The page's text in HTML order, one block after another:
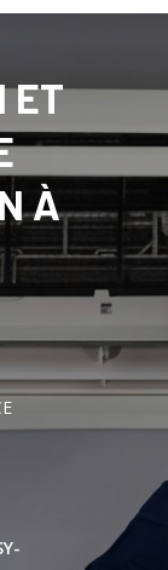
ET
À